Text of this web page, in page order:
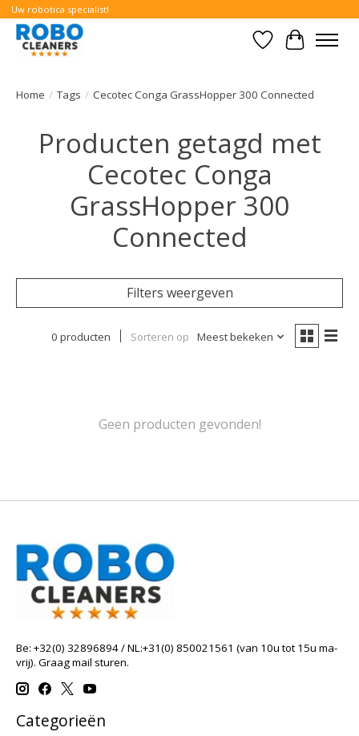
Uw robotica specialist!
Verlanglijst
Home / Tags / Cecotec Conga GrassHopper 300 Connected
Producten getagd met
Cecotec Conga
GrassHopper 300
Connected
Filters weergeven
0 producten Sorteren op Meest bekeken
Geen producten gevonden!
Be: +32(0) 32896894 / NL:+31(0) 850021561 (van 10u tot 15u ma-
vrij). Graag mail sturen.
Categorieën